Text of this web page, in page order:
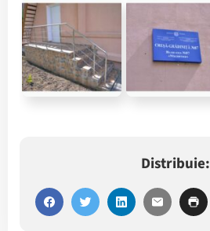
Distribuie: